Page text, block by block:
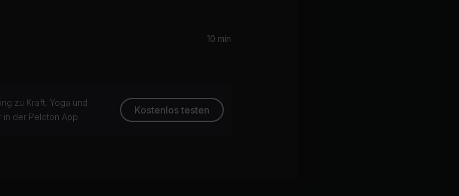
10 min
zu Kraft, Yoga und
in der Peloton App
Kostenlos testen